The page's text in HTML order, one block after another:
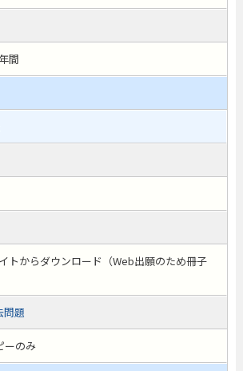
間
トからダウンロード（Web出願のため冊子
問題
ーのみ